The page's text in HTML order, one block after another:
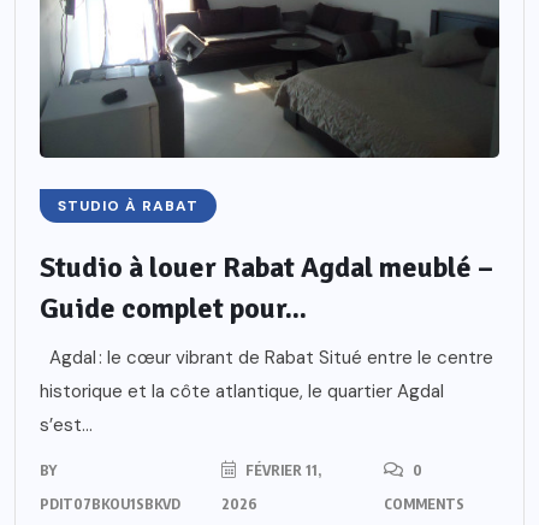
STUDIO À RABAT
Studio à louer Rabat Agdal meublé –
Guide complet pour...
Agdal : le cœur vibrant de Rabat Situé entre le centre
historique et la côte atlantique, le quartier Agdal
s’est...
BY
PDIT07BKOU1SBKVD
FÉVRIER 11,
2026
0
COMMENTS